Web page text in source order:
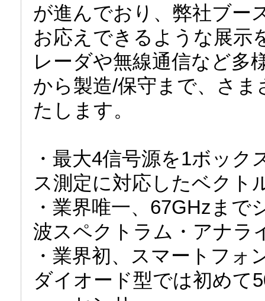
が進んでおり、弊社ブー
お応えできるような展示
レーダや無線通信など多
から製造/保守まで、さ
たします。
・最大4信号源を1ボッ
ス測定に対応したベクト
・業界唯一、67GHzま
波スペクトラム・アナラ
・業界初、スマートフ
ダイオード型では初めて